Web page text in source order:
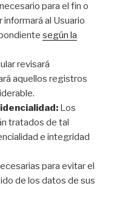
para el fin o
al Usuario
según la
revisará
aquellos registros
Los
tratados de tal
e integridad
para evitar el
de los datos de sus